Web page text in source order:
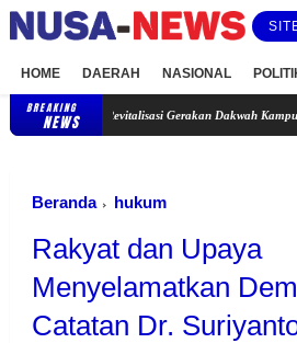
HOME DAERAH NASIONAL
BREAKING
NEWS
Revitalisasi Gerakan Dakwah Kampus, Rustam
Beranda hukum
Rakyat dan Upaya
Menyelamatkan
Catatan Dr.